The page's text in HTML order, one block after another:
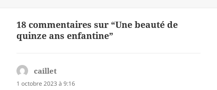
18 commentaires sur “Une beauté de
quinze ans enfantine”
caillet
1 octobre 2023 à 9:16